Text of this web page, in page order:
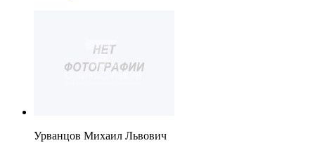
Урванцов Михаил Львович